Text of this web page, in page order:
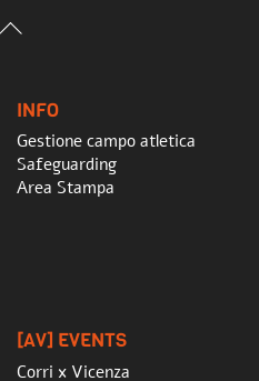
Back
INFO
Gestione campo atletica
Safeguarding
Area Stampa
[AV] EVENTS
Corri x Vicenza